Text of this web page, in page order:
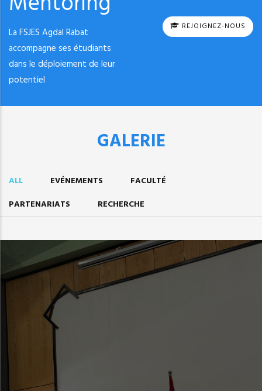
La FSJES Agdal Rabat
accompagne ses étudiants
dans le déploiement de leur
potentiel
REJOIGNEZ-NOUS
GALERIE
ALL EVÉNEMENTS
FACULTÉ
PARTENARIATS
RECHERCHE